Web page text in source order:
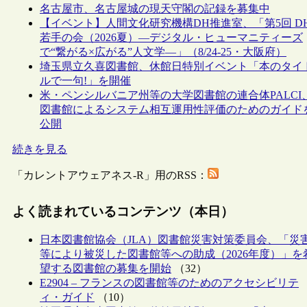
名古屋市、名古屋城の現天守閣の記録を募集中
【イベント】人間文化研究機構DH推進室、「第5回
若手の会（2026夏）―デジタル・ヒューマニティーズ
で“繋がる×広がる”人文学―」（8/24-25・大阪府）
埼玉県立久喜図書館、休館日特別イベント「本のタイ
ルで一句!」を開催
米・ペンシルバニア州等の大学図書館の連合体PALCI、
図書館によるシステム相互運用性評価のためのガイド
公開
続きを見る
「カレントアウェアネス-R」用のRSS：
よく読まれているコンテンツ（本日）
日本図書館協会（JLA）図書館災害対策委員会、「災
等により被災した図書館等への助成（2026年度）」を
望する図書館の募集を開始 （32）
E2904 – フランスの図書館等のためのアクセシビリテ
ィ・ガイド
（10）